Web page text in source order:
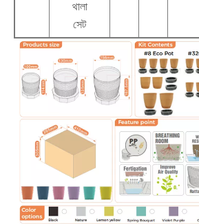
থালা
সেট